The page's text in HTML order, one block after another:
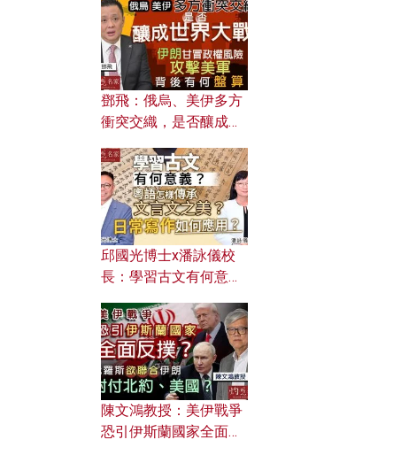
何避免遭AI演算法操
控？
鄧飛：俄烏、美伊多方
衝突交織，是否釀成世
風險攻擊美軍，背後有
何盤算？
邱國光博士x潘詠儀校
長：學習古文有何意
文之美？ 日常寫作如何
應用？
陳文鴻教授：美伊戰爭
恐引伊斯蘭國家全面反